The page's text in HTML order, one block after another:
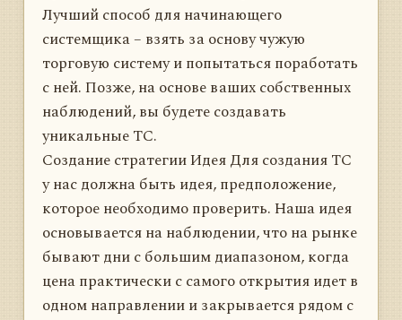
Лучший способ для начинающего
системщика – взять за основу чужую
торговую систему и попытаться поработать
с ней. Позже, на основе ваших собственных
наблюдений, вы будете создавать
уникальные ТС.
Создание стратегии Идея Для создания ТС
у нас должна быть идея, предположение,
которое необходимо проверить. Наша идея
основывается на наблюдении, что на рынке
бывают дни с большим диапазоном, когда
цена практически с самого открытия идет в
одном направлении и закрывается рядом с